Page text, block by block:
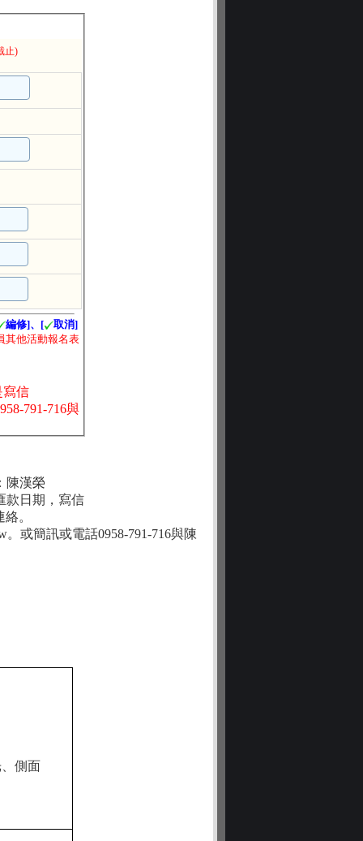
陳漢榮
款日期，寫信
。
。或簡訊或電話0958-791-716與陳
側面